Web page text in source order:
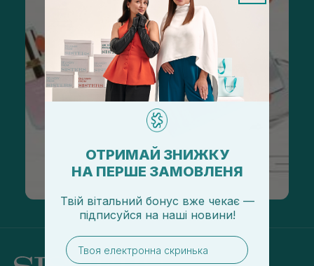
ОТРИМАЙ ЗНИЖКУ
НА ПЕРШЕ ЗАМОВЛЕНЯ
Твій вітальний бонус вже чекає —
підписуйся на наші новини!
email